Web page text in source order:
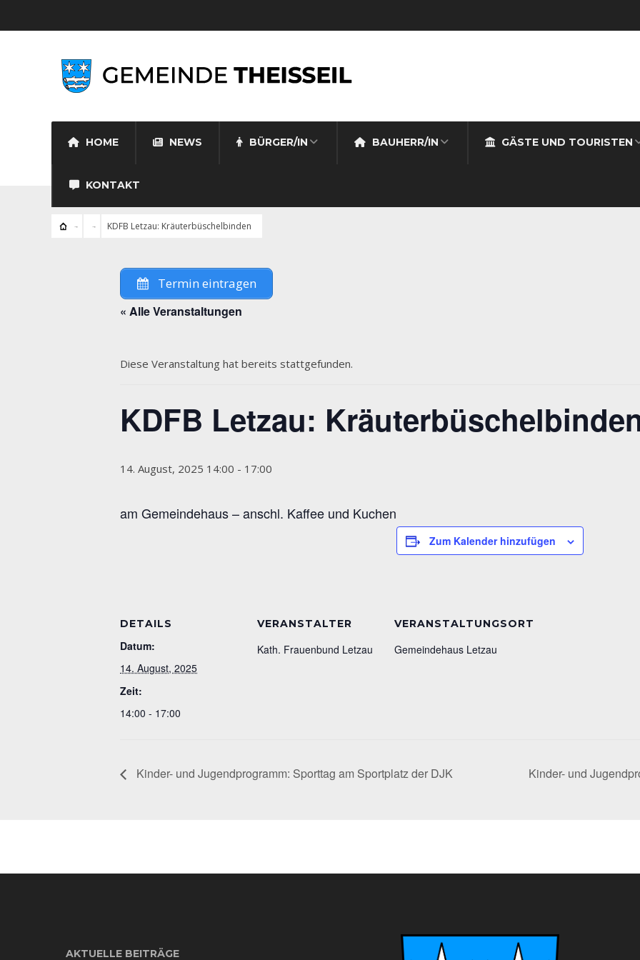
HOME NEWS BÜRGER/IN BAUHERR/IN GÄSTE UND TOURISTEN
KONTAKT
KDFB Letzau: Kräuterbüschelbinden
Termin eintragen
« Alle Veranstaltungen
Diese Veranstaltung hat bereits stattgefunden.
KDFB Letzau:
14. August, 2025 14:00 - 17:00
am Gemeindehaus – anschl. Kaffee und Kuchen
Zum Kalender hinzufügen
DETAILS
Datum:
14. August, 2025
Zeit:
14:00 - 17:00
VERANSTALTER
Kath. Frauenbund Letzau
VERANSTALTUNGSORT
Gemeindehaus Letzau
Kinder- und Jugendprogramm: Sporttag am Sportplatz der DJK Kinder- und
AKTUELLE BEITRÄGE